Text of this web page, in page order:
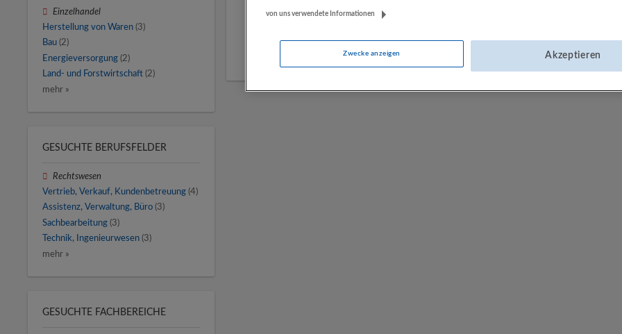
Kunst, Unterhaltung und Erholung | Land- und Forstwirtschaft |
Sonstige Dienstleistungen | Sozialwesen | Verkehr | Verlagswesen |
Werbung und Marktforschung
Einzelhandel
Herstellung von Waren (3)
Bau (2)
Energieversorgung (2)
Land- und Forstwirtschaft (2)
mehr »
GESUCHTE BERUFSFELDER
Rechtswesen
Vertrieb, Verkauf, Kundenbetreuung (4)
Assistenz, Verwaltung, Büro (3)
Sachbearbeitung (3)
Technik, Ingenieurwesen (3)
mehr »
GESUCHTE FACHBEREICHE
von uns verwendete Informationen
Zwecke anzeigen Akzeptieren